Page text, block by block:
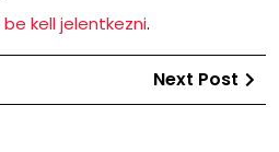
be kell jelentkezni.
Next Post